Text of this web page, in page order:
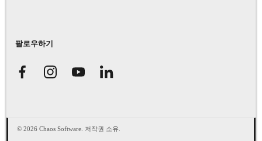
팔로우하기
© 2026 Chaos Software. 저작권 소유.